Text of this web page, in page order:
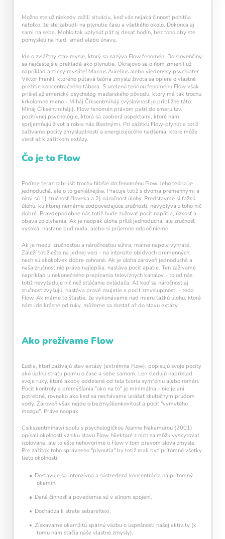
aktívnou a v kondícii.
Kalendár sleduje vašu dennú tréningovú
aktivitu:
Modré políčko:Bez tréningu
tréningu, ako svietivosť žiarovky.
1 cvičenie = 20 % intenzity
1 2 3 4 5
Pravidelný krátky tréning
pamäť aj mentálnu flexibilitu.
Možno ste už niekedy zažili situáciu, keď vás nejaká činnosť pohltila
natoľko, že ste zabudli na plynutie času a všetkého okolo. Dokonca aj
sami na seba. Mohlo tak uplynúť päť aj desať hodín, bez toho aby ste
pomysleli na hlad, smäd alebo únavu.
Ide o zvláštny stav mysle, ktorý sa nazýva Flow fenomén. Do slovenčiny
sa najčastejšie prekladá ako plynutie. Okrajovo sa o ňom zmienil už
napríklad antický mysliteľ Marcus Aurelius alebo viedenský psychiater
Viktor Frankl, ktorého pútavá teória zmyslu života sa opiera o vlastné
prežitie koncentračného tábora. S ucelenú teóriou fenoménu Flow však
prišiel až americký psychológ maďarského pôvodu, ktorý má tak trochu
krkolomne meno - Miháj Číksentmiháji (výslovnosť je približne táto:
Miháj Číksentmiháji). Flow fenomén právom patrí do smeru tzv.
pozitívnej psychológie, ktorá sa zaoberá aspektami, ktoré nám
spríjemňujú život a robia nás šťastnými. Pri zážitku Flow-plynutia totiž
zažívame pocity zmysluplnosti a energizujúcého nadšenia, ktoré môže
viesť až k zážitkom extázy.
Čo je to Flow
Poďme teraz zabrúsiť trochu hlbšie do fenoménu Flow. Jeho teória je
jednoduchá, ale o to geniálnejšia. Pracuje totiž s dvoma premennými a
nimi sú 1) zručnosť človeka a 2) náročnosť úlohy. Predstavme si ťažkú
úlohu, ku ktorej nemáme zodpovedajúce zručnosti, nevyplýva z toho nič
dobré. Pravdepodobne nás totiž bude zužovať pocit napätia, úzkosť a
obava zo zlyhania. Ak je naopak úloha príliš jednoduchá, ale zručnosť
vysoká, nastane buď nuda, alebo si príjemne odpočinieme.
Ak je medzi zručnosťou a náročnosťou súhra, máme napoly vyhraté.
Záleží totiž ešte na jednej veci - na intenzite obidvoch premenných,
nech sú akokoľvek dobre zohrané. Ak je úloha zároveň jednoduchá a
naša zručnosť nie práve najlepšia, nastáva pocit apatie. Ten zažívame
napríklad u nekonečného prepínania televíznych kanálov - to od nás
totiž nevyžaduje nič než stláčanie ovládača. Až keď sa náročnosť aj
zručnosť zvyšujú, nastáva pravé zaujatie a pocit zmysluplnosti - teda
Flow. Ak máme to šťastie, že vykonávame nad mieru ťažkú úlohu, ktorá
nám ide krásne od ruky, môžeme sa dostať až do stavu extázy.
Ako prežívame Flow
Ľudia, ktorí zažívajú stav extázy (extrémna Flow), popisujú svoje pocity
ako úplnú stratu pojmu o čase a sebe samom. Len sledujú napríklad
svoje ruky, ktoré akoby oddelené od tela tvoria symfóniu alebo román.
Pocit kontroly a premýšľania "ako na to" je minimálna - nie je ani
potrebné, rovnako ako keď sa nechávame unášať skutočným prúdom
vody. Zároveň však nejde o bezmyšlienkovitosť a pocit "vymytého
mozgu". Práve naopak.
Csikszentmihalyi spolu s psychologičkou Jeanne Nakamurou (2001)
opísali okolnosti vzniku stavu Flow. Niektoré z nich sa môžu vyskytovať
izolovane, ale to ešte nehovoríme o Flow v tom pravom slova zmysle.
Pre zážitok toho správneho "plynutia" by totiž mali byť prítomné všetky
tieto okolnosti:
Dostavuje sa intenzívna a sústredená koncentrácia na prítomný
okamih,
Daná činnosť a povedomie sú v silnom spojení,
Dochádza k strate sebareflexí,
Získavame okamžitú spätnú väzbu o úspešnosti našej aktivity (k
tomu nám stačia naše vlastné zmysly),